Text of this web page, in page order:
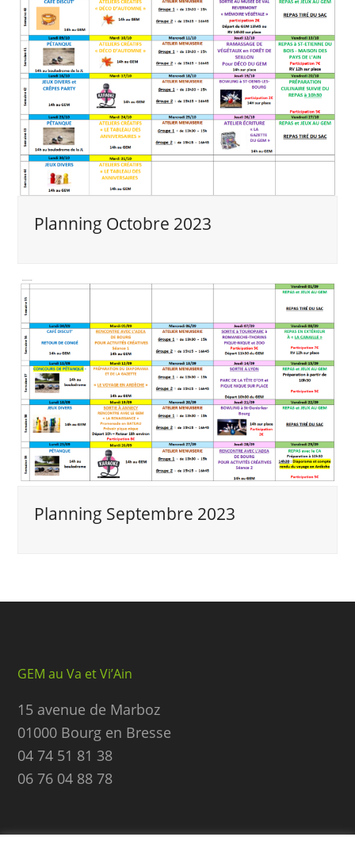
Planning Octobre 2023
Planning Septembre 2023
GEM au Va et Vi’Ain
15 avenue de Marboz
01000 Bourg en Bresse
04 74 51 81 38
06 76 04 88 78